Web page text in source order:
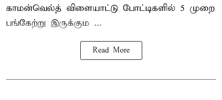
காமன்வெல்த் விளையாட்டு போட்டிகளில் 5 முறை
பங்கேற்று இருக்கும ...
Read More